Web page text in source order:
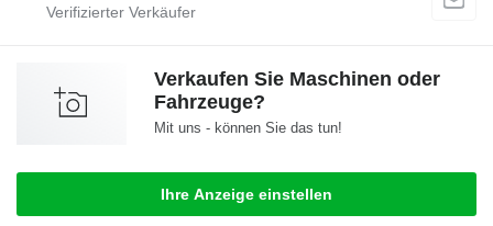
Verkaufen Sie Maschinen oder
Fahrzeuge?
Mit uns - können Sie das tun!
Ihre Anzeige einstellen